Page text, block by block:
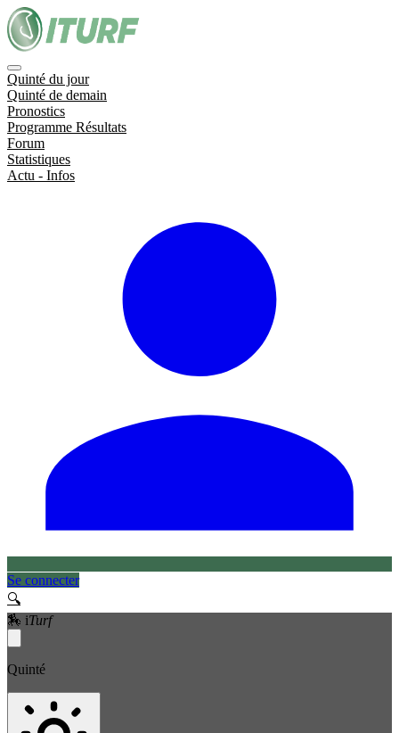
Quinté du jour
Quinté de demain
Pronostics
Programme Résultats
Forum
Statistiques
Actu - Infos
Se connecter
🔍
🏇 iTurf
Quinté